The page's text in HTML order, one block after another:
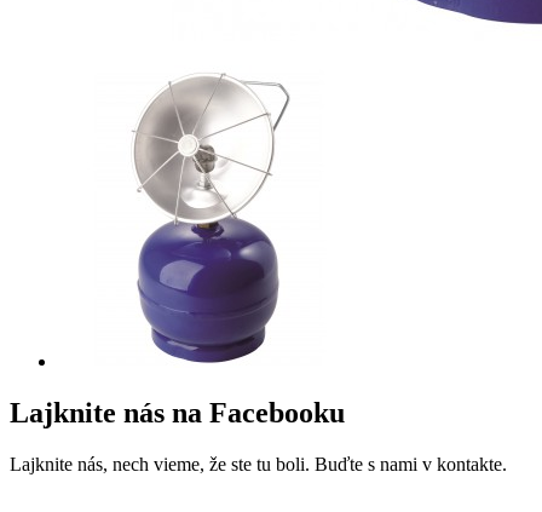
Lajknite nás na Facebooku
Lajknite nás, nech vieme, že ste tu boli. Buďte s nami v kontakte.